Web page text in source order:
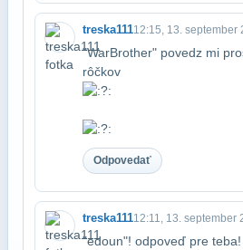
treska11112:15, 13. september
"WarBrother" povedz mi
rôčkov
Odpovedať
treska11112:11, 13. september
"edoun"! odpoveď pre